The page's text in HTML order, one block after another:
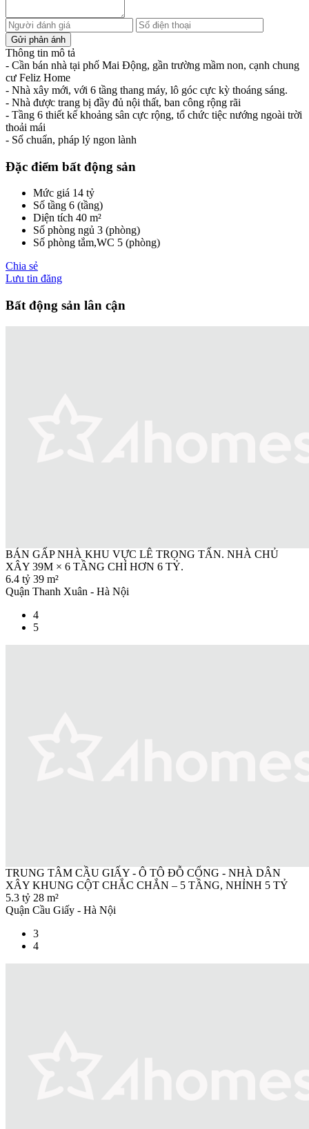
Thông tin mô tả
- Cần bán nhà tại phố Mai Động, gần trường mầm non, cạnh chung
cư Feliz Home
- Nhà xây mới, với 6 tầng thang máy, lô góc cực kỳ thoáng sáng.
- Nhà được trang bị đầy đủ nội thất, ban công rộng rãi
- Tầng 6 thiết kế khoảng sân cực rộng, tổ chức tiệc nướng ngoài trời
thoải mái
- Sổ chuẩn, pháp lý ngon lành
Đặc điểm bất động sản
Mức giá 14 tỷ
Số tầng 6 (tầng)
Diện tích 40 m²
Số phòng ngủ 3 (phòng)
Số phòng tắm,WC 5 (phòng)
Chia sẻ
Lưu tin đăng
Bất động sản lân cận
BÁN GẤP NHÀ KHU VỰC LÊ TRỌNG TẤN. NHÀ CHỦ
XÂY 39M × 6 TẦNG CHỈ HƠN 6 TỶ.
6.4 tỷ 39 m²
Quận Thanh Xuân - Hà Nội
4
5
TRUNG TÂM CẦU GIẤY - Ô TÔ ĐỖ CỔNG - NHÀ DÂN
XÂY KHUNG CỘT CHẮC CHẮN – 5 TẦNG, NHỈNH 5 TỶ
5.3 tỷ 28 m²
Quận Cầu Giấy - Hà Nội
3
4